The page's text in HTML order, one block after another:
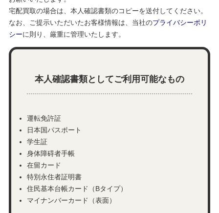
宅配買取の場合は、本人確認書類のコピーを送付してください。
なお、ご提示いただいたお客様情報は、当社のプライバシーポリ
シーに則り、厳重に管理いたします。
本人確認書類としてご利用可能なもの
運転免許証
日本国パスポート
学生証
身体障碍者手帳
在留カード
特別永住者証明書
住民基本台帳カード（Bタイプ）
マイナンバーカード（表面）